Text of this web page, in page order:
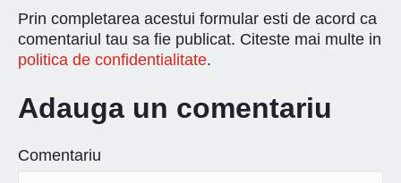
Prin completarea acestui formular esti de acord ca
comentariul tau sa fie publicat. Citeste mai multe in
politica de confidentialitate.
Adauga un comentariu
Comentariu